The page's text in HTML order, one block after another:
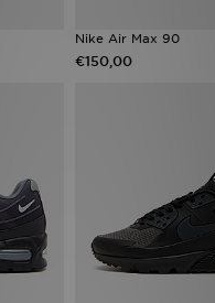
Nike Air Max 90
€150,00